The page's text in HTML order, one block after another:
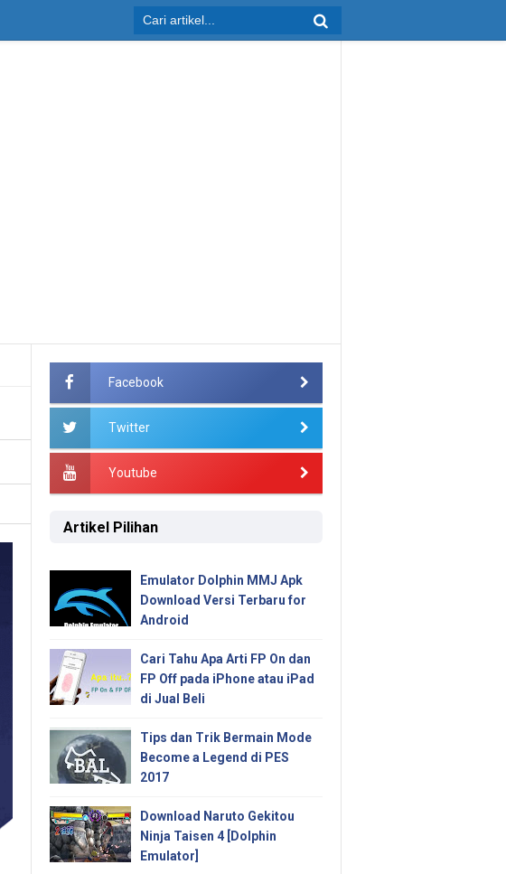
Facebook
Twitter
Youtube
Artikel Pilihan
Emulator Dolphin MMJ Apk
Download Versi Terbaru for
Android
Cari Tahu Apa Arti FP On dan
FP Off pada iPhone atau iPad
di Jual Beli
Tips dan Trik Bermain Mode
Become a Legend di PES
2017
Download Naruto Gekitou
Ninja Taisen 4 [Dolphin
Emulator]